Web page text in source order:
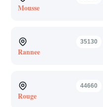
Mousse
35130
Rannee
44660
Rouge